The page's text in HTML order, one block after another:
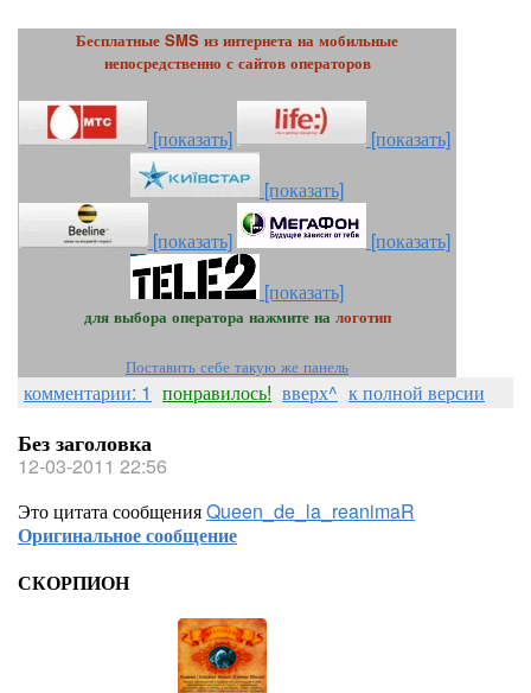
Бесплатные SMS из интернета на мобильные
непосредственно с сайтов операторов
[показать]
[показать]
[показать]
[показать]
[показать]
[показать]
для выбора оператора нажмите на логотип
Поставить себе такую же панель
комментарии: 1 понравилось! вверх^ к полной версии
Без заголовка
12-03-2011 22:56
Это цитата сообщенияQueen_de_la_reanimaR
Оригинальное сообщение
СКОРПИОН